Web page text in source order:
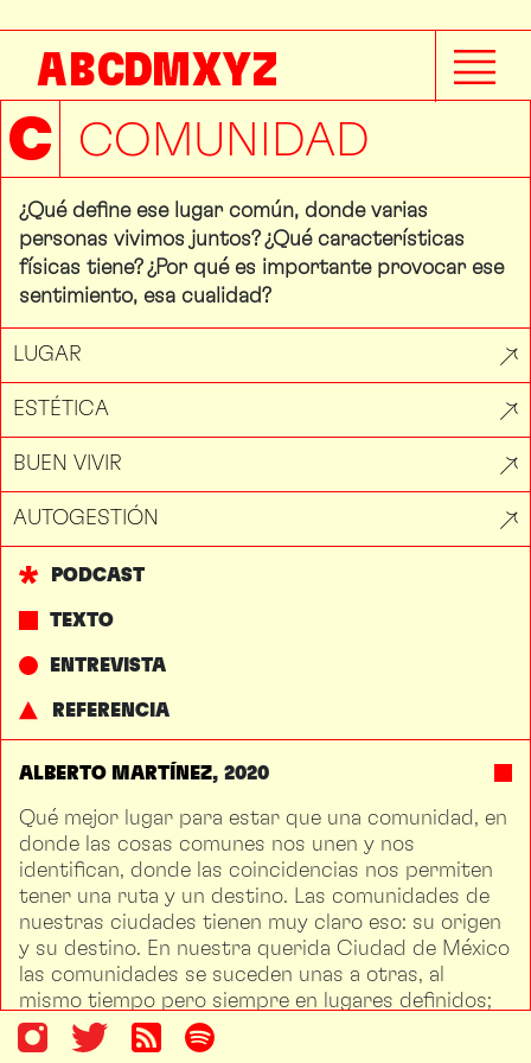
ABCDMXYZ
C COMUNIDAD
¿Qué define ese lugar común, donde varias
personas vivimos juntos? ¿Qué características
físicas tiene? ¿Por qué es importante provocar ese
sentimiento, esa cualidad?
PODCAST
TEXTO
ENTREVISTA
REFERENCIA
LUGAR
ESTÉTICA
BUEN VIVIR
AUTOGESTIÓN
ALBERTO MARTÍNEZ 2020
Qué mejor lugar para estar que una comunidad, en
donde las cosas comunes nos unen y nos
identifican, donde las coincidencias nos permiten
tener una ruta y un destino. Las comunidades de
nuestras ciudades tienen muy claro eso: su origen
y su destino. En nuestra querida Ciudad de México
las comunidades se suceden unas a otras, al
mismo tiempo pero siempre en lugares definidos;
sin duda, identificamos a aquellas que son más
compactas, que tienen agendas específicas, o que